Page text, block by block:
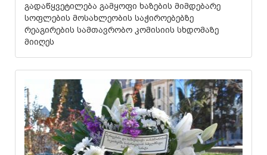
გადაწყვეტილება გამყოფი ხაზების მიმდებარე
სოფლების მოსახლეობის საჭიროებებზე
რეაგირების სამთავრობო კომისიის სხდომაზე
მიიღეს